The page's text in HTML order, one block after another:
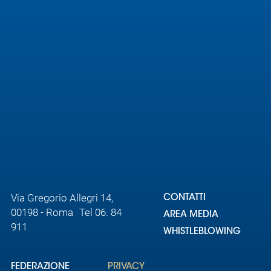
Via Gregorio Allegri 14,
00198 - Roma Tel 06. 84
911
CONTATTI
AREA MEDIA
WHISTLEBLOWING
FEDERAZIONE PRIVACY